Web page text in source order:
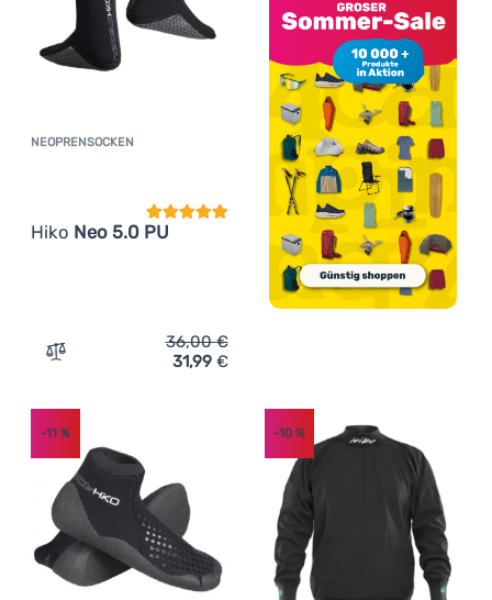
NEOPRENSOCKEN
Hiko Neo 5.0 PU
Kundenbewertung
Zum Vergleich 'Neoprensocken Hiko Neo 5.0 PU'
36,00€
31,99 €
-11 % -10%